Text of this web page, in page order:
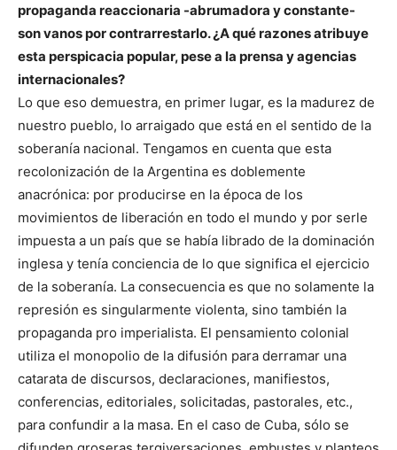
propaganda reaccionaria -abrumadora y constante-
son vanos por contrarrestarlo. ¿A qué razones atribuye
esta perspicacia popular, pese a la prensa y agencias
internacionales?
Lo que eso demuestra, en primer lugar, es la madurez de
nuestro pueblo, lo arraigado que está en el sentido de la
soberanía nacional. Tengamos en cuenta que esta
recolonización de la Argentina es doblemente
anacrónica: por producirse en la época de los
movimientos de liberación en todo el mundo y por serle
impuesta a un país que se había librado de la dominación
inglesa y tenía conciencia de lo que significa el ejercicio
de la soberanía. La consecuencia es que no solamente la
represión es singularmente violenta, sino también la
propaganda pro imperialista. El pensamiento colonial
utiliza el monopolio de la difusión para derramar una
catarata de discursos, declaraciones, manifiestos,
conferencias, editoriales, solicitadas, pastorales, etc.,
para confundir a la masa. En el caso de Cuba, sólo se